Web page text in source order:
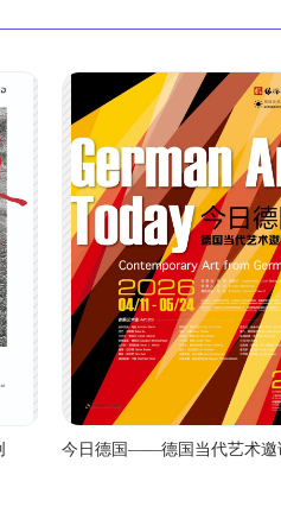
今日德国——德国当代艺术邀